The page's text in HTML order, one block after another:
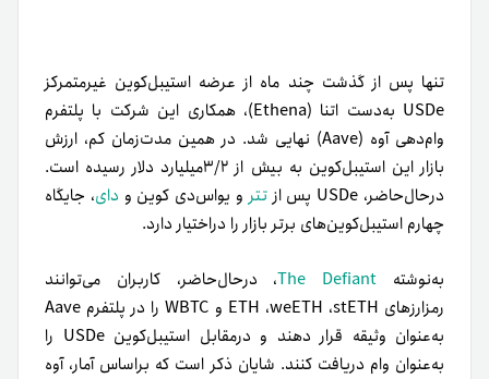
تنها پس از گذشت چند ماه از عرضه استیبل‌کوین غیرمتمرکز
USDe به‌دست اتنا (Ethena)، همکاری این شرکت با پلتفرم
وام‌دهی آوه (Aave) نهایی شد. در همین مدت‌زمان کم، ارزش
بازار این استیبل‌کوین به بیش از ۳/۲میلیارد دلار رسیده است.
درحال‌حاضر، USDe پس از
تترو یو‌اس‌دی کوین و دای، جایگاه
چهارم استیبل‌کوین‌های برتر بازار را در‌اختیار دارد.
به‌نوشته The Defiant، در‌حال‌حاضر، کاربران می‌توانند
رمزارزهای ETH ،weETH ،stETH و WBTC را در پلتفرم Aave
به‌عنوان وثیقه قرار دهند و درمقابل استیبل‌کوین USDe را
به‌عنوان وام دریافت کنند. شایان ذکر است که براساس آمار، آوه